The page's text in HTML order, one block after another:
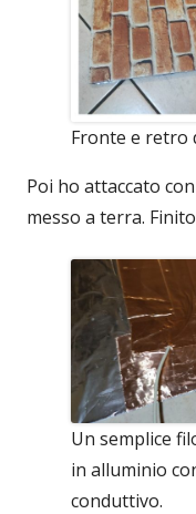
Fronte e retro
Poi ho attaccato
messo a terra.
Un semplice
in alluminio
conduttivo.